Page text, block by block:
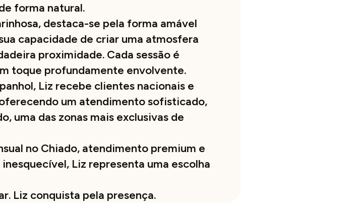
forma natural.
destaca-se pela forma amável
capacidade de criar uma atmosfera
proximidade. Cada sessão é
toque profundamente envolvente.
Liz recebe clientes nacionais e
um atendimento sofisticado,
uma das zonas mais exclusivas de
no Chiado, atendimento premium e
Liz representa uma escolha
Liz conquista pela presença.